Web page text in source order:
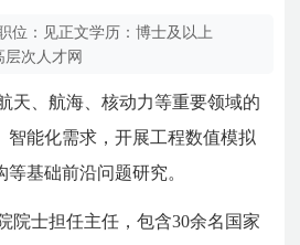
位： 见正文学历：博士及以上
层次人才网
天、航海、核动力等重要领域的
智能化需求，开展工程数值模拟
基础前沿问题研究。
院士担任主任，包含30余名国家